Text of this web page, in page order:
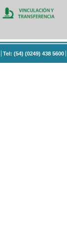
Tel: (54) (0249) 438 5600